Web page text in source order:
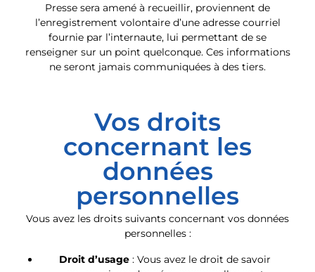
Presse sera amené à recueillir, proviennent de
l’enregistrement volontaire d’une adresse courriel
fournie par l’internaute, lui permettant de se
renseigner sur un point quelconque. Ces informations
ne seront jamais communiquées à des tiers.
Vos droits
concernant les
données
personnelles
Vous avez les droits suivants concernant vos données
personnelles :
Droit d’usage : Vous avez le droit de savoir